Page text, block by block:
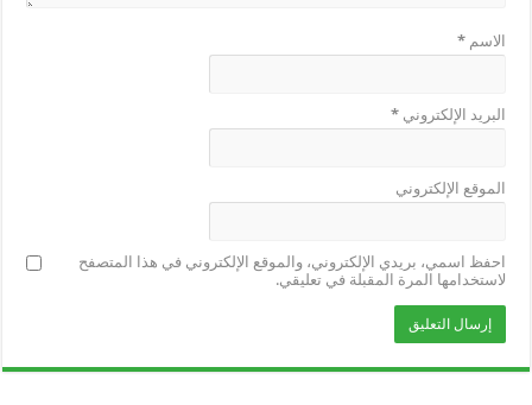
الاسم*
البريد الإلكتروني*
الموقع الإلكتروني
احفظ اسمي، بريدي الإلكتروني، والموقع الإلكتروني في هذا المتصفح
لاستخدامها المرة المقبلة في تعليقي.